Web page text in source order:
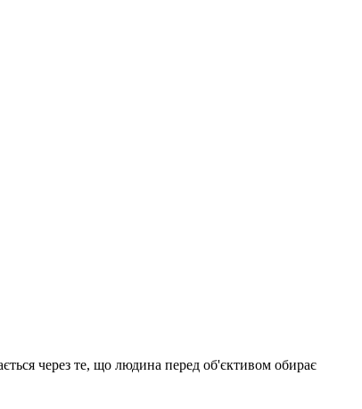
через те, що людина перед об'єктивом обирає